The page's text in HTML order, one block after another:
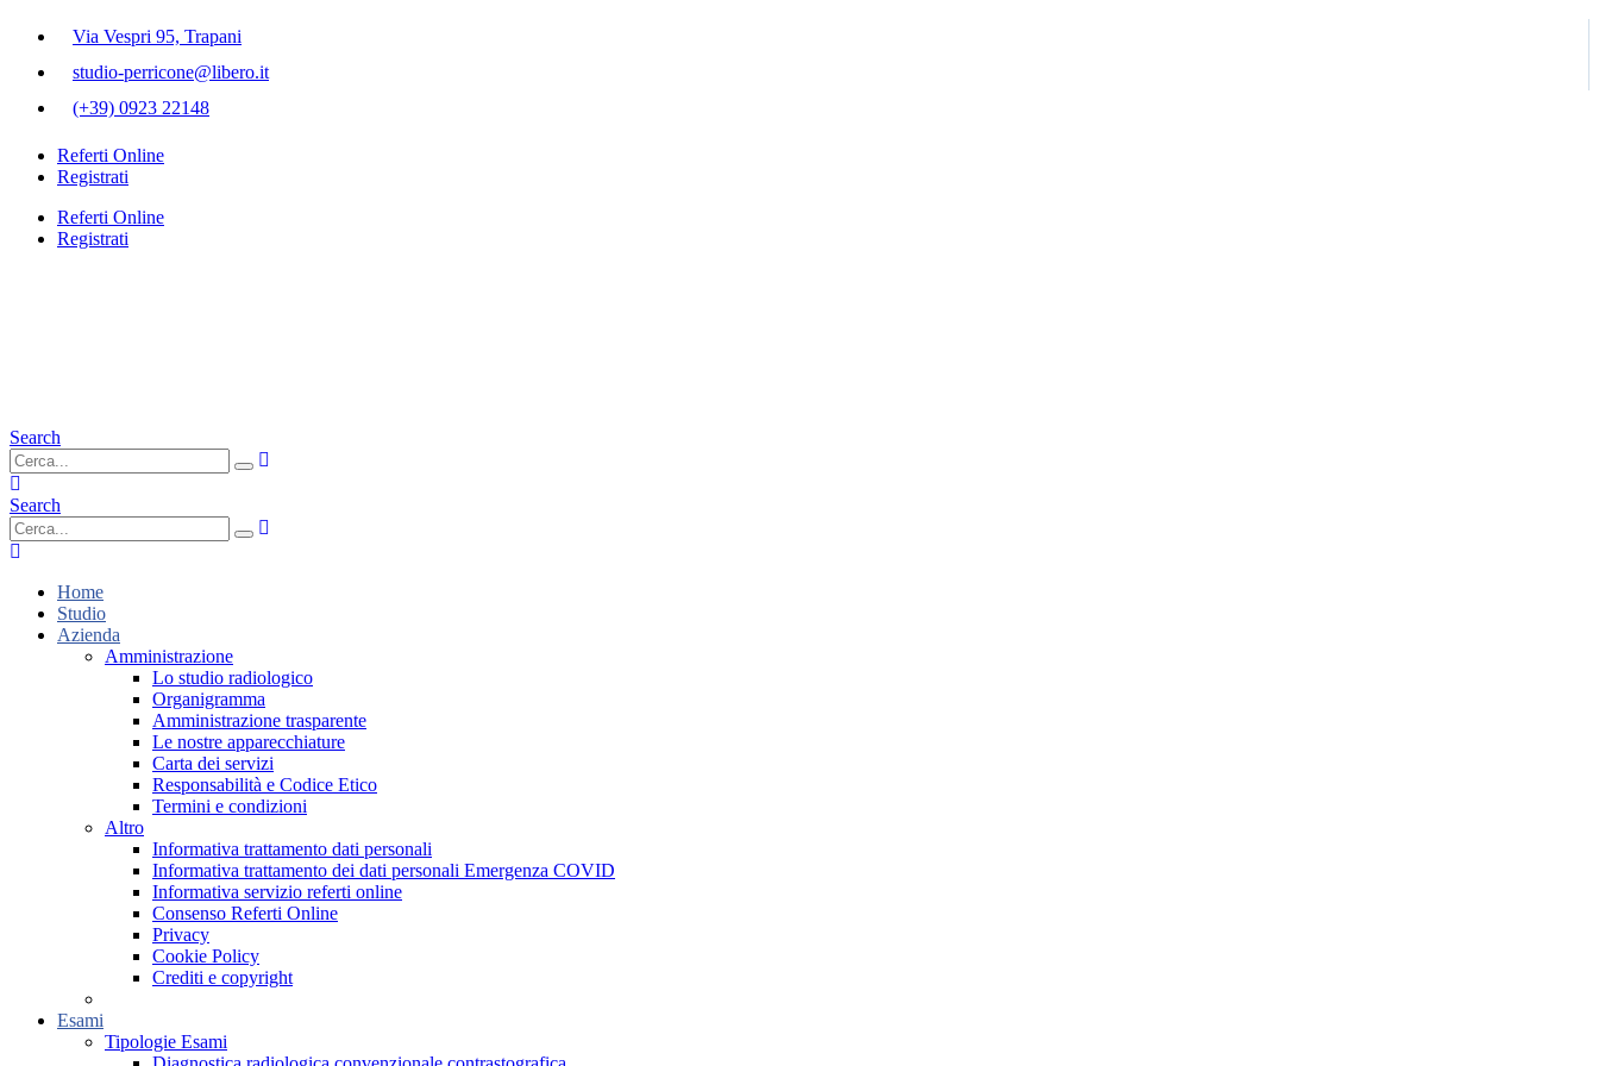
Via Vespri 95, Trapani
studio-perricone@libero.it
(+39) 0923 22148
Referti Online
Registrati
Referti Online
Registrati
Search
Search
Home
Studio
Azienda
Amministrazione
Lo studio radiologico
Organigramma
Amministrazione trasparente
Le nostre apparecchiature
Carta dei servizi
Responsabilità e Codice Etico
Termini e condizioni
Altro
Informativa trattamento dati personali
Informativa trattamento dei dati personali Emergenza COVID
Informativa servizio referti online
Consenso Referti Online
Privacy
Cookie Policy
Crediti e copyright
Esami
Tipologie Esami